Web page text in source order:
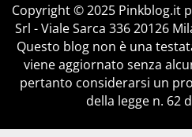
Copyright © 2025 Pinkblog.it
Srl - Viale Sarca 336 20126
Questo blog non è una
viene aggiornato senza
pertanto considerarsi un
della legge n. 62